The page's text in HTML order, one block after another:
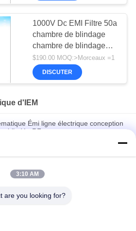
1000V Dc EMI Filtre 50a
chambre de blindage
chambre de blindage
chambre de blindage
chambre de blindage
chambre de blindage
$190.00 MOQ:>Morceaux =1
DISCUTER
d'IEM
Émi ligne électrique conception
blindée RF
Emi Filtre de ligne d'alimentation
CC chambre anéchoïque CEM
3:10 AM
are you looking for?